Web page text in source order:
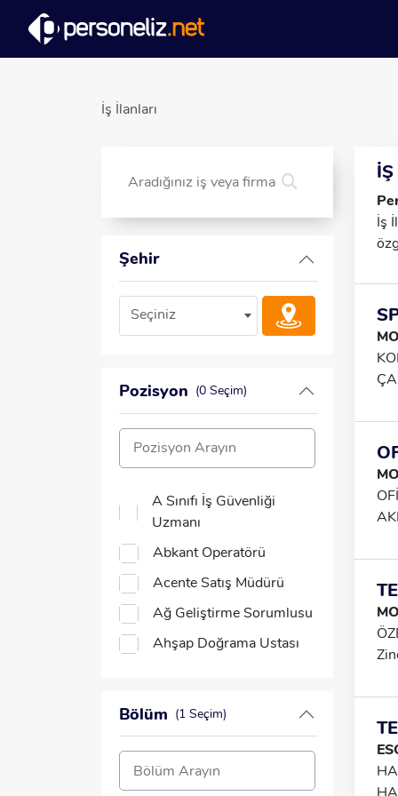
İş İlanları
Şehir
Seçiniz
Pozisyon (0 Seçim)
A Sınıfı İş Güvenliği
Uzmanı
Abkant Operatörü
Acente Satış Müdürü
Ağ Geliştirme Sorumlusu
Ahşap Doğrama Ustası
Görevlisi
Analist
Animatör
Bölüm (1 Seçim)
İş
🍽
42